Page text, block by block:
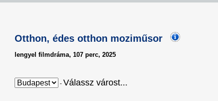
Otthon, édes otthon moziműsor
lengyel filmdráma, 107 perc, 2025
- Válassz várost...